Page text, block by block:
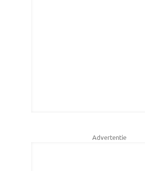
Advertentie